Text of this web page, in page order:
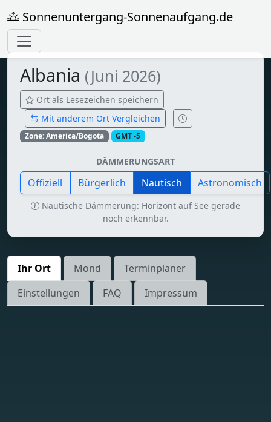
Sonnenuntergang-Sonnenaufgang.de
Albania (Juni 2026)
Ort als Lesezeichen speichern
Mit anderem Ort Vergleichen
Zone: America/Bogota GMT -5
DÄMMERUNGSART
Offiziell Bürgerlich Nautisch Astronomisch
Nautische Dämmerung: Horizont auf See gerade
noch erkennbar.
Ihr Ort Mond
Terminplaner
Einstellungen
FAQ Impressum